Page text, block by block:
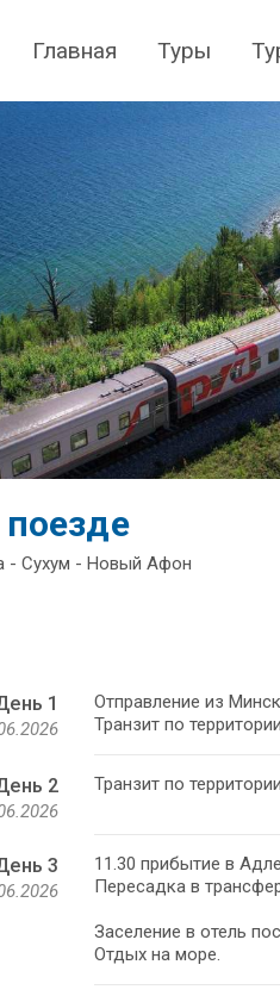
Главная Туры
- Сухум - Новый Афон
1
Отправление из
Транзит по
2 Транзит по
3
11.30 прибытие в
Пересадка в
Заселение в отель
Отдых на море.